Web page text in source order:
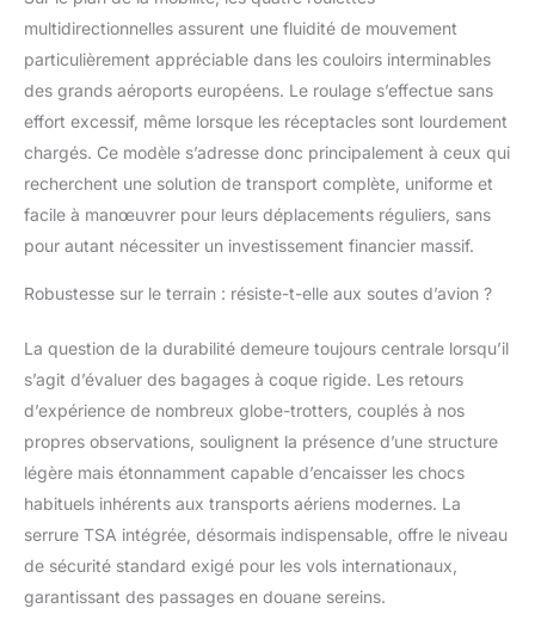
aux rayures, légère et
durable, gardant la
valise toujours belle
voyage après voyage.
Nous offrons un
service de
remplacement
couvrant tous les
défauts de fabrication
en 2 ans afin que vous
toute confiance et
【Confort de
Transport】: Cette
valise de voyage
élégante est dotée de 4
roues pivotantes
offrant une maniabilité
à 360 degrés, rendra
votre voyage plus facile
et agréable. Dispose
rétractable réglable en
multidirectionnelles assurent une fluidité de mouvement
particulièrement appréciable dans les couloirs interminables
des grands aéroports européens. Le roulage s’effectue sans
effort excessif, même lorsque les réceptacles sont lourdement
chargés. Ce modèle s’adresse donc principalement à ceux qui
recherchent une solution de transport complète, uniforme et
facile à manœuvrer pour leurs déplacements réguliers, sans
pour autant nécessiter un investissement financier massif.
Robustesse sur le terrain : résiste-t-elle aux soutes d’avion ?
La question de la durabilité demeure toujours centrale lorsqu’il
s’agit d’évaluer des bagages à coque rigide. Les retours
d’expérience de nombreux globe-trotters, couplés à nos
propres observations, soulignent la présence d’une structure
légère mais étonnamment capable d’encaisser les chocs
habituels inhérents aux transports aériens modernes. La
serrure TSA intégrée, désormais indispensable, offre le niveau
de sécurité standard exigé pour les vols internationaux,
garantissant des passages en douane sereins.